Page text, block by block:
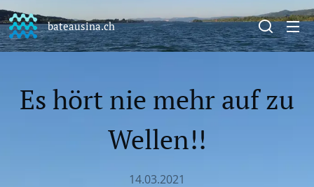
bateausina.ch
Es hört nie mehr auf zu
Wellen!!
14.03.2021